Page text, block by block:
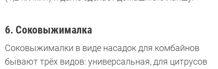
6. Соковыжималка
Соковыжималки в виде насадок для комбайнов
бывают трёх видов: универсальная, для цитрусов